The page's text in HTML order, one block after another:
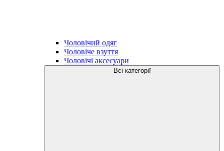
Чоловічий одяг
Чоловіче взуття
Чоловічі аксесуари
Всі категорії